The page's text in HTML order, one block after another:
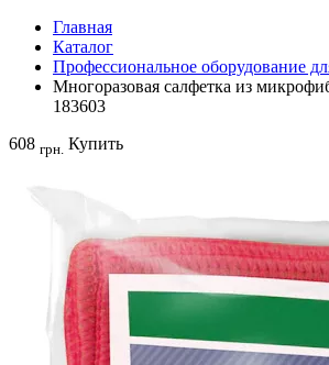
Главная
Каталог
Профессиональное оборудование
Многоразовая салфетка из
183603
608 грн. Купить